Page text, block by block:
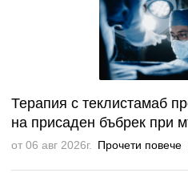
Терапия с теклистамаб
на присаден бъбрек при
от 06 авг 2026г. Прочети повече